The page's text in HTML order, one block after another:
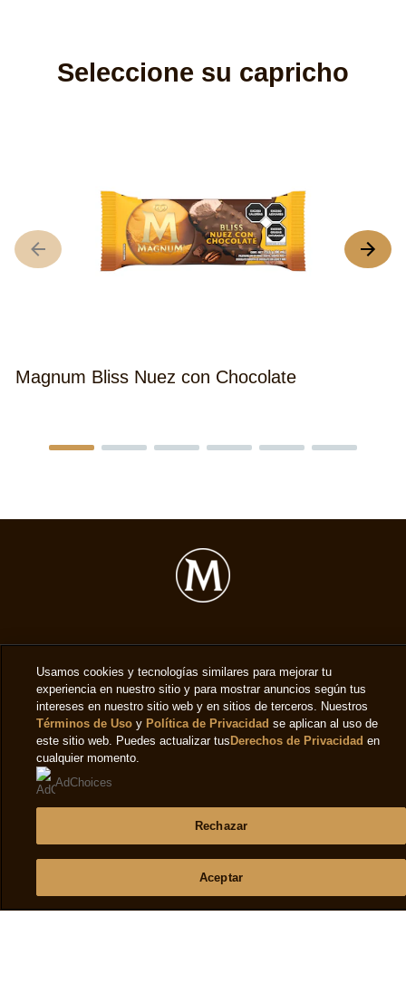
Seleccione su capricho
Magnum Bliss Nuez con Chocolate
Privacy notice
Preferencias de cookies
Cookie notice
Accessibility
Terms of use
Frequently asked questions
Usamos cookies y tecnologías similares para mejorar tu
experiencia en nuestro sitio y para mostrar anuncios según tus
intereses en nuestro sitio web y en sitios de terceros. Nuestros
Términos de Uso y Política de Privacidadse aplican al uso de
este sitio web. Puedes actualizar tus Derechos de Privacidad en
cualquier momento.
AdChoices
Rechazar
Aceptar